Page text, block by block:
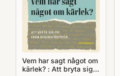
Vem har sagt något om
kärlek? : Att bryta sig